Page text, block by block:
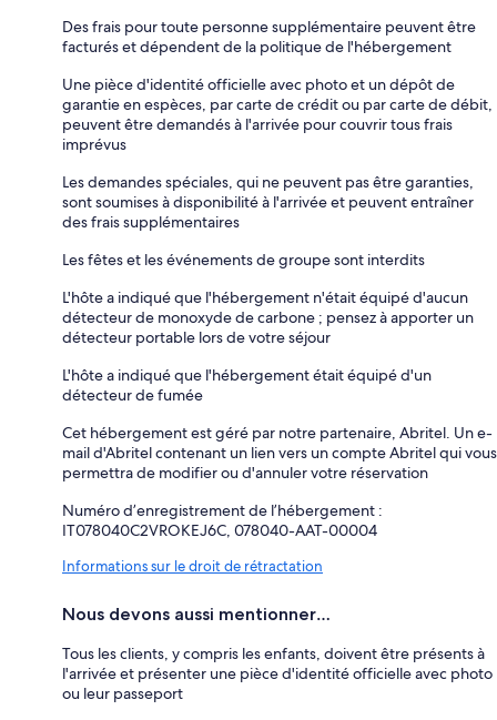
Des frais pour toute personne supplémentaire peuvent être
facturés et dépendent de la politique de l'hébergement
Une pièce d'identité officielle avec photo et un dépôt de
garantie en espèces, par carte de crédit ou par carte de débit,
peuvent être demandés à l'arrivée pour couvrir tous frais
imprévus
Les demandes spéciales, qui ne peuvent pas être garanties,
sont soumises à disponibilité à l'arrivée et peuvent entraîner
des frais supplémentaires
Les fêtes et les événements de groupe sont interdits
L'hôte a indiqué que l'hébergement n'était équipé d'aucun
détecteur de monoxyde de carbone ; pensez à apporter un
détecteur portable lors de votre séjour
L'hôte a indiqué que l'hébergement était équipé d'un
détecteur de fumée
Cet hébergement est géré par notre partenaire, Abritel. Un e-
mail d'Abritel contenant un lien vers un compte Abritel qui vous
permettra de modifier ou d'annuler votre réservation
Numéro d’enregistrement de l’hébergement :
IT078040C2VROKEJ6C, 078040-AAT-00004
Informations sur le droit de rétractation
Nous devons aussi mentionner…
Tous les clients, y compris les enfants, doivent être présents à
l'arrivée et présenter une pièce d'identité officielle avec photo
ou leur passeport